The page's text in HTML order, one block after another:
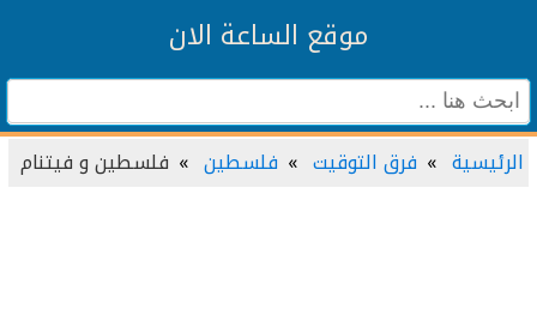
موقع الساعة الان
الرئيسية فرق التوقيت فلسطين فلسطين و فيتنام